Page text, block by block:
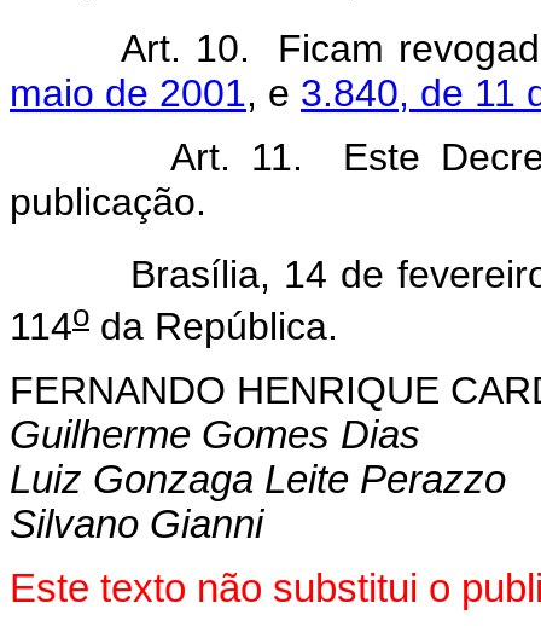
Art. 10. Ficam
maio de 2001, e 3.840, de 11
Art. 11. Este
publicação.
Brasília, 14 de fevereiro
114o da República.
FERNANDO HENRIQUE
Guilherme Gomes Dias
Luiz Gonzaga Leite Perazzo
Silvano Gianni
Este texto não substitui o